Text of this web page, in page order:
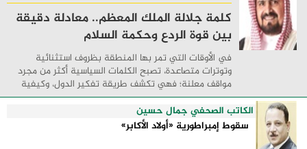
كلمة جلالة الملك المعظم.. معادلة دقيقة
بين قوة الردع وحكمة السلام
في الأوقات التي تمر بها المنطقة بظروف استثنائية
وتوترات متصاعدة، تصبح الكلمات السياسية أكثر من مجرد
مواقف معلنة؛ فهي تكشف طريقة تفكير الدول، وكيفية
إدارتها للأزمات، والحدود التي تفصل بين القوة ...
الكاتب الصحفي جمال حسين
سقوط إمبراطورية «أولاد الأكابر»